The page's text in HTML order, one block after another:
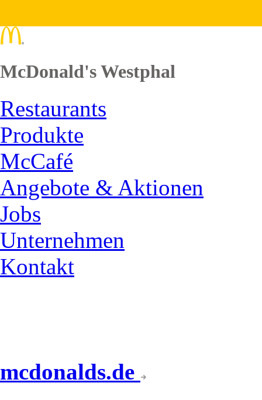
McDonald's Westphal
Restaurants
Produkte
McCafé
Angebote & Aktionen
Jobs
Unternehmen
Kontakt
mcdonalds.de